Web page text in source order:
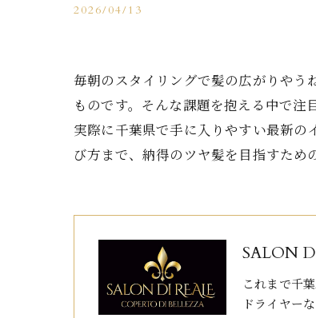
2026/04/13
毎朝のスタイリングで髪の広がりや
ものです。そんな課題を抱える中で
実際に千葉県で手に入りやすい最新
び方まで、納得のツヤ髪を目指すため
SALON
これまで千
ドライヤー